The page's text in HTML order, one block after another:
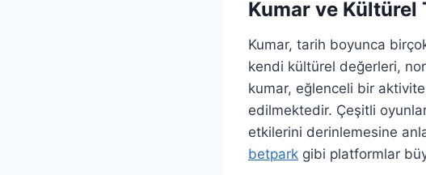
Kumar ve Kültürel
Kumar, tarih boyunca
kendi kültürel değerleri,
kumar, eğlenceli bir
edilmektedir. Çeşitli
etkilerini derinlemesine
betpark gibi platformlar